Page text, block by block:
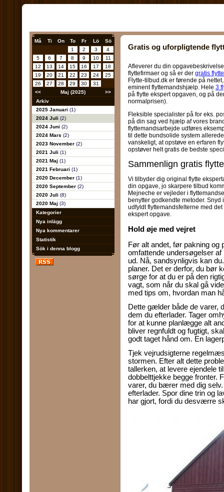
Må Ti On To Fr Lö
Sö
1
2 3
4
5
6 7 8 9 10
11
12
13 14 15 16 17
18
19
20 21 22 23 24
25
26
27 28 29 30
31
<<
Maj (2025)
>>
Arkiv
2025 Januari (1)
2024 Juli (2)
2024 Juni (2)
2024 Mars (2)
2023 November (2)
2021 Juli (1)
2021 Maj (1)
2021 Februari (1)
2020 December (1)
2020 September (2)
2020 Juli (8)
2020 Maj (3)
Kategorier
Nya inlägg
Nya kommentarer
Statistik
Sök i denna blogg
Gratis og uforpligtende
Afleverer du din
flyttefirmaer og så er der gratis
Flytte-tilbud.dk er førende på
eminent flyttemandshjælp. Hele 3
på flytte ekspert opgaven, og på
normalprisen).
Fleksible specialister på for eks.
på din sag ved hjælp af vores
flyttemandsarbejde udføres
til dette bundsolide system
vanskeligt, at opstøve en erfaren
opstøver helt gratis de bedste
Sammenlign gratis
Vi tilbyder dig original flytte
din opgave, jo skarpere tilbud
Mejneche er vejleder i
benytter godkendte metoder.
udfyldt flyttemandsfelterne med
ekspert opgave.
Hold øje med vejret
Før alt andet, før pakning og
omfattende undersøgelser
ud. Nå, sandsynligvis kan
planer. Det er derfor, du bør
sørge for at du er på den
vagt, som når du skal gå
med tips om, hvordan man
Dette gælder både de varer,
dem du efterlader. Tager
for at kunne planlægge alt
bliver regnfuldt og fugtigt,
godt taget hånd om. En
Tjek vejrudsigterne
stormen. Efter alt dette
tallerken, at levere ejendele
dobbelttjekke begge fronter.
varer, du bærer med dig
efterlader. Spor dine trin og
har gjort, fordi du desværre